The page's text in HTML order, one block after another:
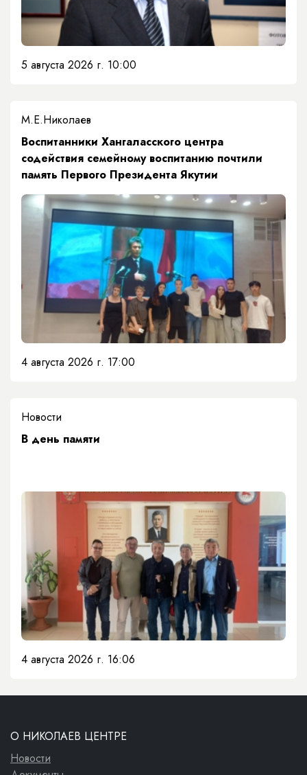
5 августа 2026 г. 10:00
М.Е.Николаев
​Воспитанники Хангаласского центра
содействия семейному воспитанию почтили
память Первого Президента Якутии
4 августа 2026 г. 17:00
Новости
​В день памяти
4 августа 2026 г. 16:06
О НИКОЛАЕВ ЦЕНТРЕ
Новости